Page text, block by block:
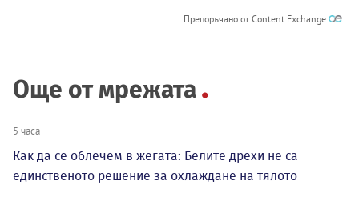
Препоръчано от Content Exchange
Още от мрежата
5 часа
Как да се облечем в жегата: Белите дрехи не са
единственото решение за охлаждане на тялото